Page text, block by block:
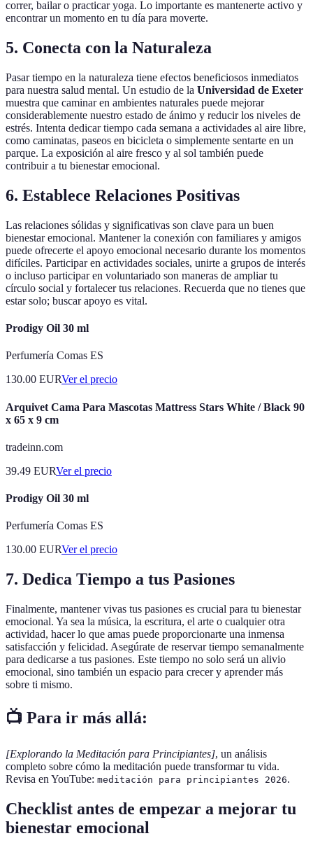
correr, bailar o practicar yoga. Lo importante es mantenerte activo y
encontrar un momento en tu día para moverte.
5. Conecta con la Naturaleza
Pasar tiempo en la naturaleza tiene efectos beneficiosos inmediatos
para nuestra salud mental. Un estudio de la Universidad de Exeter
muestra que caminar en ambientes naturales puede mejorar
considerablemente nuestro estado de ánimo y reducir los niveles de
estrés. Intenta dedicar tiempo cada semana a actividades al aire libre,
como caminatas, paseos en bicicleta o simplemente sentarte en un
parque. La exposición al aire fresco y al sol también puede
contribuir a tu bienestar emocional.
6. Establece Relaciones Positivas
Las relaciones sólidas y significativas son clave para un buen
bienestar emocional. Mantener la conexión con familiares y amigos
puede ofrecerte el apoyo emocional necesario durante los momentos
difíciles. Participar en actividades sociales, unirte a grupos de interés
o incluso participar en voluntariado son maneras de ampliar tu
círculo social y fortalecer tus relaciones. Recuerda que no tienes que
estar solo; buscar apoyo es vital.
Prodigy Oil 30 ml
Perfumería Comas ES
130.00 EURVer el precio
Arquivet Cama Para Mascotas Mattress Stars White / Black 90
x 65 x 9 cm
tradeinn.com
39.49 EURVer el precio
Prodigy Oil 30 ml
Perfumería Comas ES
130.00 EURVer el precio
7. Dedica Tiempo a tus Pasiones
Finalmente, mantener vivas tus pasiones es crucial para tu bienestar
emocional. Ya sea la música, la escritura, el arte o cualquier otra
actividad, hacer lo que amas puede proporcionarte una inmensa
satisfacción y felicidad. Asegúrate de reservar tiempo semanalmente
para dedicarse a tus pasiones. Este tiempo no solo será un alivio
emocional, sino también un espacio para crecer y aprender más
sobre ti mismo.
📺 Para ir más allá:
[Explorando la Meditación para Principiantes], un análisis
completo sobre cómo la meditación puede transformar tu vida.
Revisa en YouTube: meditación para principiantes 2026.
Checklist antes de empezar a mejorar tu
bienestar emocional